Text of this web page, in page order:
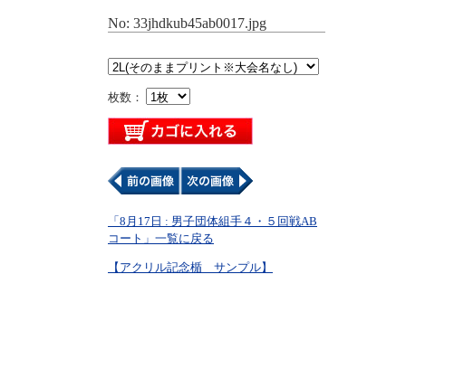
No: 33jhdkub45ab0017.jpg
枚数：
「8月17日 : 男子団体組手４・５回戦AB
コート」一覧に戻る
【アクリル記念楯 サンプル】